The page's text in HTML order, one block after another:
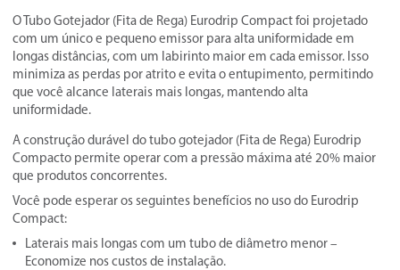
O Tubo Gotejador (Fita de Rega) Eurodrip Compact foi projetado
com um único e pequeno emissor para alta uniformidade em
longas distâncias, com um labirinto maior em cada emissor. Isso
minimiza as perdas por atrito e evita o entupimento, permitindo
que você alcance laterais mais longas, mantendo alta
uniformidade.
A construção durável do tubo gotejador (Fita de Rega) Eurodrip
Compacto permite operar com a pressão máxima até 20% maior
que produtos concorrentes.
Você pode esperar os seguintes benefícios no uso do Eurodrip
Compact:
Laterais mais longas com um tubo de diâmetro menor –
Economize nos custos de instalação.